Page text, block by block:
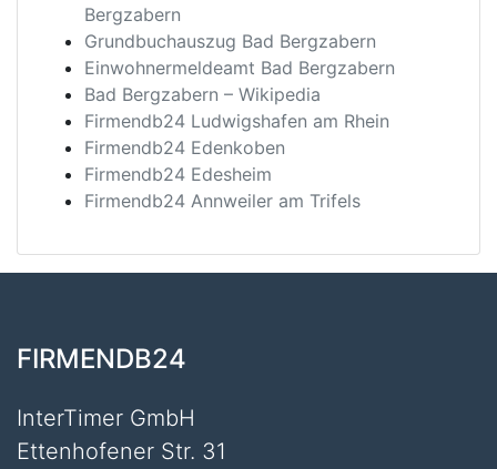
Bergzabern
Grundbuchauszug Bad Bergzabern
Einwohnermeldeamt Bad Bergzabern
Bad Bergzabern – Wikipedia
Firmendb24 Ludwigshafen am Rhein
Firmendb24 Edenkoben
Firmendb24 Edesheim
Firmendb24 Annweiler am Trifels
FIRMENDB24
InterTimer GmbH
Ettenhofener Str. 31